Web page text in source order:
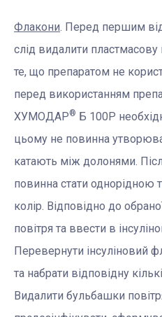
Флакони. Перед першим
слід видалити
те, що препаратом не
перед використанням
ХУМОДАР® Б 100Р
цьому не повинна
катають між долонями.
повинна стати однорідною
колір. Відповідно до
повітря та ввести в
Перевернути інсуліновий
та набрати відповідну
Видалити бульбашки